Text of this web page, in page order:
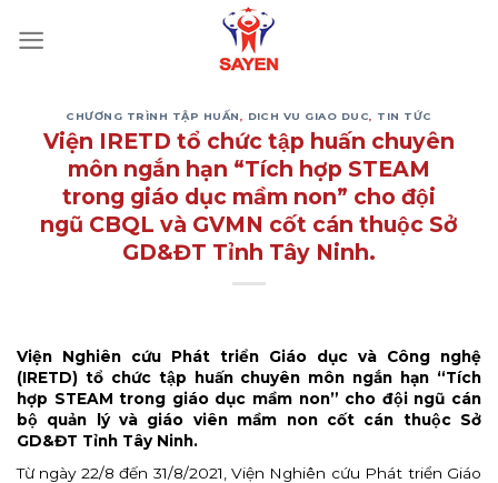
CHƯƠNG TRÌNH TẬP HUẤN DICH VU GIAO DUC TIN TỨC
Viện IRETD tổ chức tập huấn chuyên
môn ngắn hạn “Tích hợp STEAM
trong giáo dục mầm non” cho đội
ngũ CBQL và GVMN cốt cán thuộc Sở
GD&ĐT Tỉnh Tây Ninh.
Viện Nghiên cứu Phát triển Giáo dục và Công nghệ
(IRETD) tổ chức tập huấn chuyên môn ngắn hạn “Tích
hợp STEAM trong giáo dục mầm non” cho đội ngũ cán
bộ quản lý và giáo viên mầm non cốt cán thuộc Sở
GD&ĐT Tỉnh Tây Ninh.
Từ ngày 22/8 đến 31/8/2021, Viện Nghiên cứu Phát triển Giáo